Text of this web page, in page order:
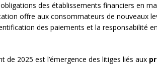
des établissements financiers en
offre aux consommateurs de nouveaux
des paiements et la responsabilité
de 2025 est l’émergence des litiges liés aux